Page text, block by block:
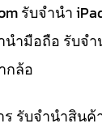
รับจำนำ
ำมือถือ รับจ
กล้อ
รับจำนำสินค้